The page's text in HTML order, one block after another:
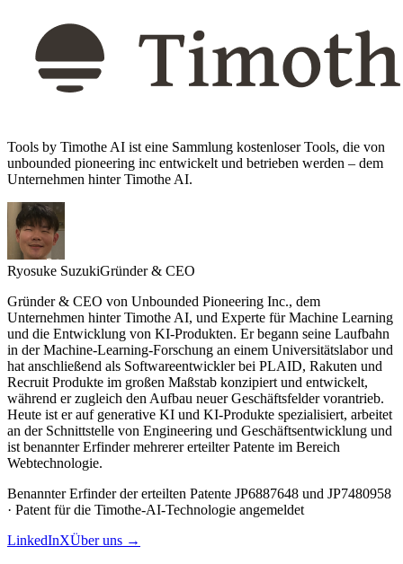
Tools by Timothe AI ist eine Sammlung kostenloser Tools, die von
unbounded pioneering inc entwickelt und betrieben werden – dem
Unternehmen hinter Timothe AI.
Ryosuke SuzukiGründer & CEO
Gründer & CEO von Unbounded Pioneering Inc., dem
Unternehmen hinter Timothe AI, und Experte für Machine Learning
und die Entwicklung von KI-Produkten. Er begann seine Laufbahn
in der Machine-Learning-Forschung an einem Universitätslabor und
hat anschließend als Softwareentwickler bei PLAID, Rakuten und
Recruit Produkte im großen Maßstab konzipiert und entwickelt,
während er zugleich den Aufbau neuer Geschäftsfelder vorantrieb.
Heute ist er auf generative KI und KI-Produkte spezialisiert, arbeitet
an der Schnittstelle von Engineering und Geschäftsentwicklung und
ist benannter Erfinder mehrerer erteilter Patente im Bereich
Webtechnologie.
Benannter Erfinder der erteilten Patente JP6887648 und JP7480958
· Patent für die Timothe-AI-Technologie angemeldet
LinkedInXÜber uns →